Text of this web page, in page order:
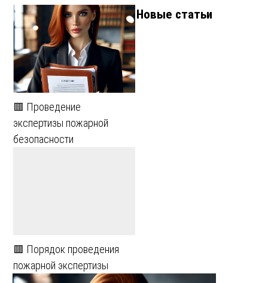
🟥 Проведение
экспертизы пожарной
безопасности
🟥 Порядок проведения
пожарной экспертизы
Новые статьи